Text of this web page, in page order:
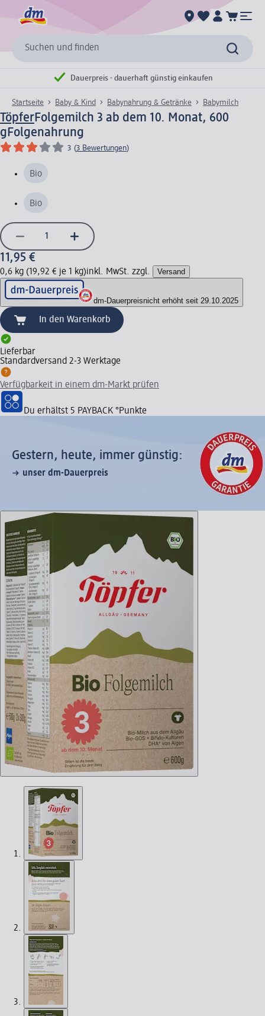
Suchen und finden
Dauerpreis - dauerhaft günstig einkaufen
Startseite Baby & Kind Babynahrung & Getränke Babymilch
TöpferFolgemilch 3 ab dem 10. Monat, 600
g Folgenahrung
3 (3 Bewertungen)
Bio
Bio
11,95 €
0,6 kg (19,92 € je 1 kg)inkl. MwSt. zzgl. Versand
dm-Dauerpreisnicht erhöht seit 29.10.2025
In den Warenkorb
Lieferbar
Standardversand 2-3 Werktage
Verfügbarkeit in einem dm-Markt prüfen
Du erhältst 5 PAYBACK °Punkte
Gestern, heute, immer günstig:
unser dm-Dauerpreis